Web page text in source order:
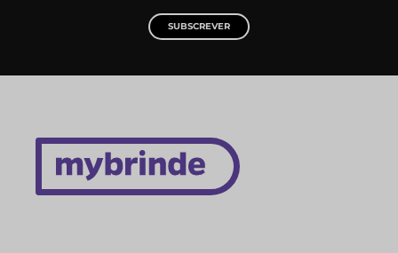
SUBSCREVER